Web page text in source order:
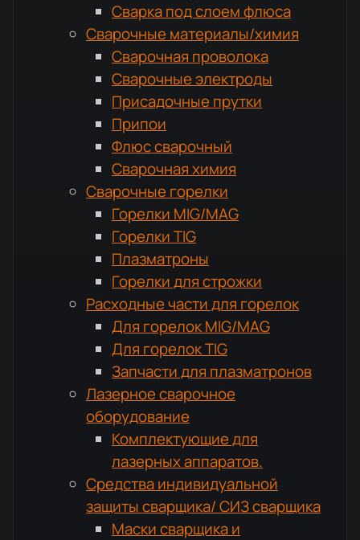
Сварка под слоем флюса
Сварочные материалы/химия
Сварочная проволока
Сварочные электроды
Присадочные прутки
Припои
Флюс сварочный
Сварочная химия
Сварочные горелки
Горелки MIG/MAG
Горелки TIG
Плазматроны
Горелки для строжки
Расходные части для горелок
Для горелок MIG/MAG
Для горелок TIG
Запчасти для плазматронов
Лазерное сварочное
оборудование
Комплектующие для
лазерных аппаратов.
Средства индивидуальной
защиты сварщика/ СИЗ сварщика
Маски сварщика и